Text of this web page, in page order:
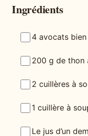
Ingrédients
4 avocats
200 g de thon
2 cuillères à
1 cuillère à
Le jus d’un